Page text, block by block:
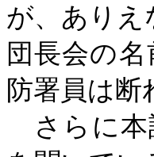
が、ありえ
団長会の
防署員は断
さらに本